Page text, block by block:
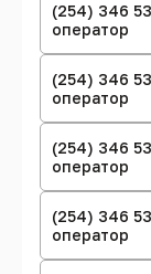
(254) 346
оператор
(254) 346
оператор
(254) 346
оператор
(254) 346
оператор